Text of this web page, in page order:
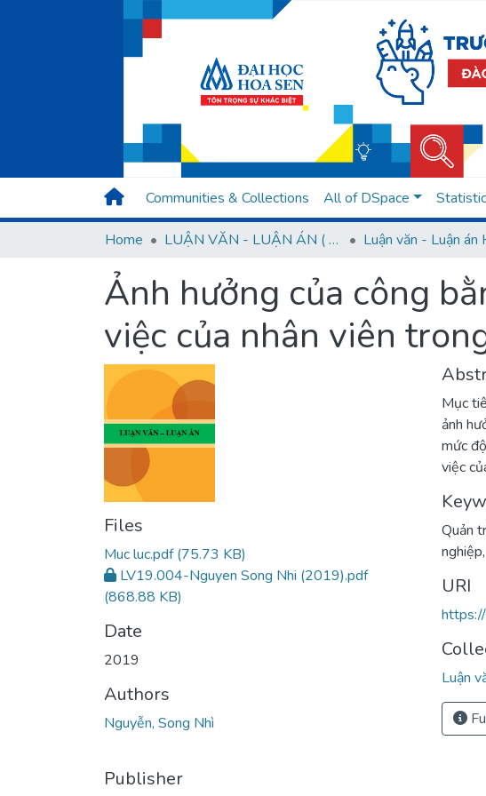
Communities & Collections All of DSpace
Home LUẬN VĂN - LUẬN ÁN ( Chương trình sau Đại học ) Luận văn - Luận án
Ảnh hưởng của công
việc của nhân viên
Files
Muc luc.pdf(75.73 KB)
LV19.004-Nguyen Song Nhi (2019).pdf
(868.88 KB)
Date
2019
Authors
Nguyễn, Song Nhì
Publisher
Mục
ảnh
mức
việc
Quản
nghiệp,
URI
Luận